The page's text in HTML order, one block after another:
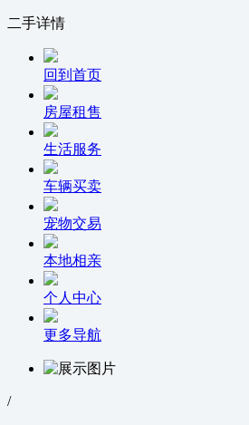
二手详情
回到首页
房屋租售
生活服务
车辆买卖
宠物交易
本地相亲
个人中心
更多导航
/